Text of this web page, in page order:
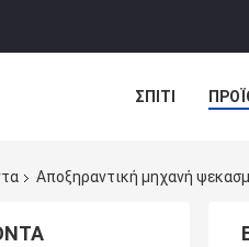
ΣΠΊΤΙ
Αποξηραντική μηχανή